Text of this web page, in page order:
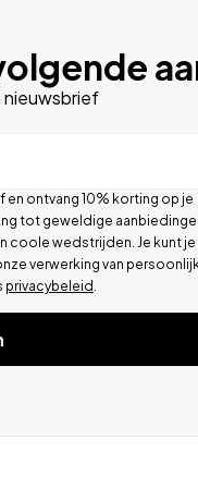
nieuwsbrief
en ontvang 10% korting op je
tot geweldige
coole wedstrijden. Je kunt je
verwerking van
privacybeleid